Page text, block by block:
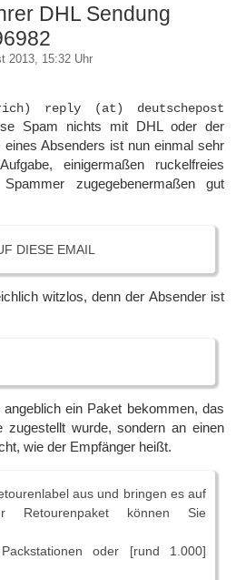
DHL Sendung
2013, 15:32 Uhr
reply (at) deutschepost
Spam nichts mit DHL oder der
Absenders ist nun einmal sehr
einigermaßen ruckelfreies
zugegebenermaßen gut
DIESE EMAIL
witzlos, denn der Absender ist
ein Paket bekommen, das
wurde, sondern an einen
wie der Empfänger heißt.
aus und bringen es auf
Retourenpaket können Sie
oder [rund 1.000]